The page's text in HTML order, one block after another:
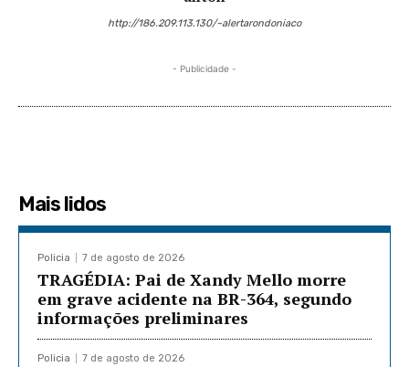
http://186.209.113.130/~alertarondoniaco
- Publicidade -
Mais lidos
Policia 7 de agosto de 2026
TRAGÉDIA: Pai de Xandy Mello morre
em grave acidente na BR-364, segundo
informações preliminares
Policia 7 de agosto de 2026